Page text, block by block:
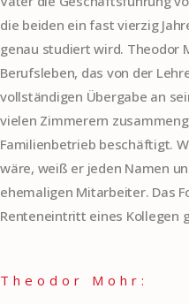
die beiden ein fast vierzig
genau studiert wird. Theodor
Berufsleben, das von der
vollständigen Übergabe an
vielen Zimmerern
Familienbetrieb beschäftigt.
wäre, weiß er jeden Namen
ehemaligen Mitarbeiter. Das
Renteneintritt eines Kollegen
Theodor Mohr: